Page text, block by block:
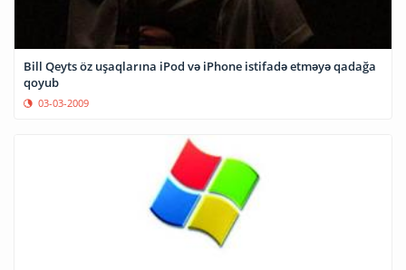
Bill Qeyts öz uşaqlarına iPod və iPhone istifadə etməyə qadağa
qoyub
03-03-2009